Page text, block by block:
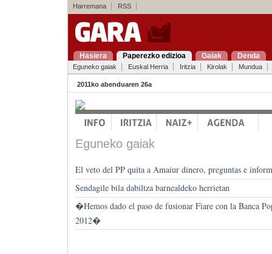
Harremana RSS
Hasiera Paperezko edizioa Gaiak Denda
Eguneko gaiak Euskal Herria Iritzia Kirolak Mundua
2011ko abenduaren 26a
Eguneko gaiak
El veto del PP quita a Amaiur dinero, preguntas e
Sendagile bila dabiltza barnealdeko herrietan
�Hemos dado el paso de fusionar Fiare con la Banca
2012�